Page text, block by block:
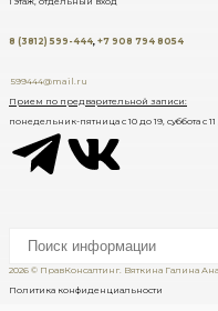
8 (3812) 599-444, +7 908 794 8054
599444@mail.ru
Прием по предварительной записи:
понедельник-пятница с 10 до 19, суббота с 11
2026 © ПравКонсалтинг. Вяткина Галина
Политика